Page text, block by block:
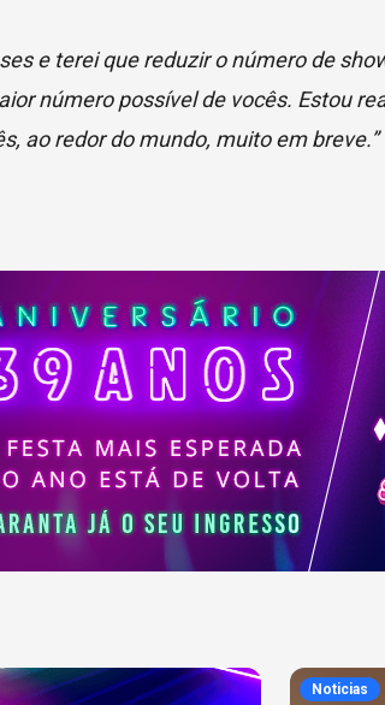
e terei que reduzir o número de
número possível de vocês. Estou
ao redor do mundo, muito em breve.”
Noticias